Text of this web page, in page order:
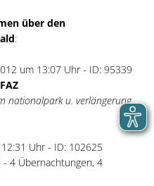
über den
:
um 13:07 Uhr - ID: 95339
nationalpark u. verlängerung
Uhr - ID: 102625
4 Übernachtungen, 4